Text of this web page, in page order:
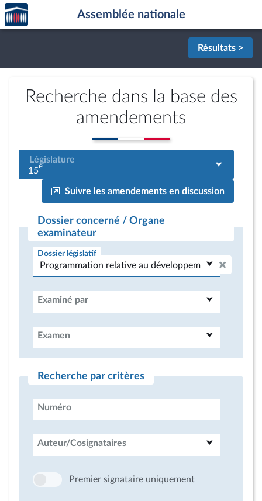
Aller au contenu
Aller en bas de la page
Accèder
à la
page
Assemblée nationale
Résultats >
Recherche dans la base des
amendements
Législature
15e
Suivre les amendements en discussion
Dossier concerné / Organe
examinateur
Dossier législatif
Examiné par
Examen
Recherche par critères
Numéro
Auteur/Cosignataires
Premier signataire uniquement